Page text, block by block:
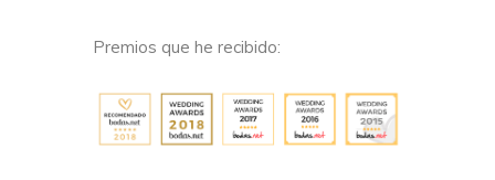
Premios que he recibido: